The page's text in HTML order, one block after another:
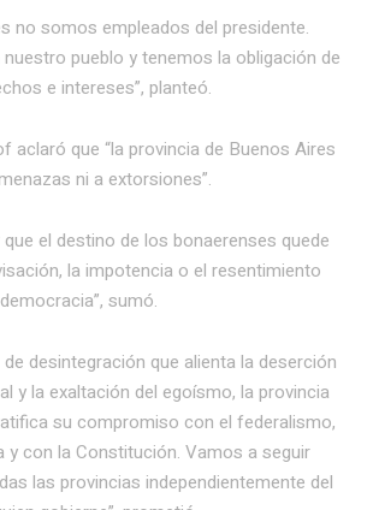
no somos empleados del presidente.
pueblo y tenemos la obligación de
e intereses”, planteó.
aclaró que “la provincia de Buenos Aires
ni a extorsiones”.
el destino de los bonaerenses quede
la impotencia o el resentimiento
sumó.
desintegración que alienta la deserción
y la exaltación del egoísmo, la provincia
su compromiso con el federalismo,
y con la Constitución. Vamos a seguir
las provincias independientemente del